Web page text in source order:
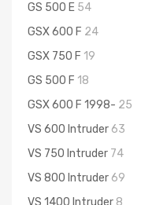
GS 500 E 54
GSX 600 F 24
GSX 750 F 19
GS 500 F 18
GSX 600 F 1998- 25
VS 600 Intruder 63
VS 750 Intruder 74
VS 800 Intruder 69
VS 1400 Intruder 8